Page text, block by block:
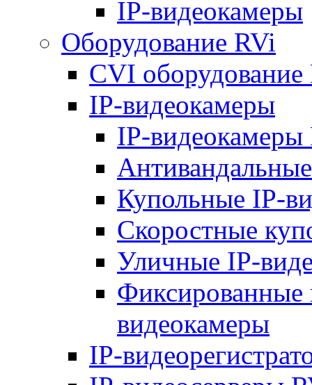
IP-видеокамеры
Оборудование RVi
CVI оборудование
IP-видеокамеры
IP-видеокамеры
Купольные IP-
Скоростные
Уличные IP-
Фиксированные
видеокамеры
IP-